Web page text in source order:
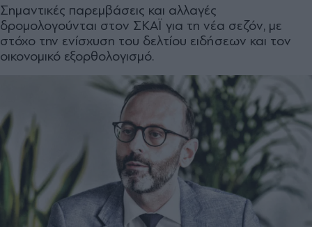
Σημαντικές παρεμβάσεις και αλλαγές
δρομολογούνται στον ΣΚΑΪ για τη νέα σεζόν, με
στόχο την ενίσχυση του δελτίου ειδήσεων και τον
οικονομικό εξορθολογισμό.